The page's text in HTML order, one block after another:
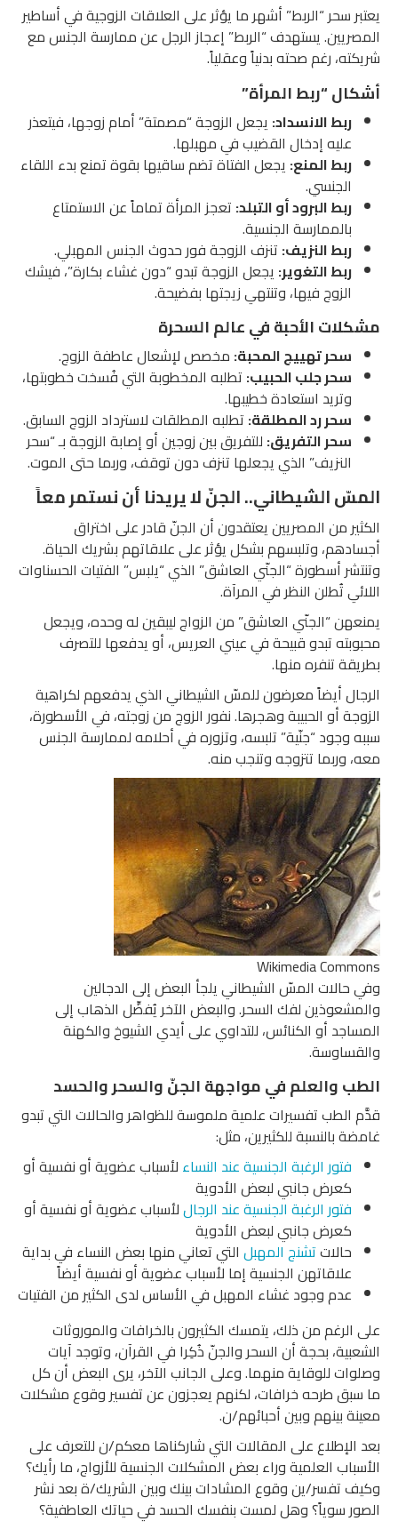
يعتبر سحر “الربط” أشهر ما يؤثر على العلاقات الزوجية في أساطير
المصريين. يستهدف “الربط” إعجاز الرجل عن ممارسة الجنس مع
شريكته، رغم صحته بدنياً وعقلياً.
أشكال “ربط المرأة”
ربط الانسداد: يجعل الزوجة “مصمتة” أمام زوجها، فيتعذر
عليه إدخال القضيب في مهبلها.
ربط المنع: يجعل الفتاة تضم ساقيها بقوة تمنع بدء اللقاء
الجنسي.
ربط البرود أو التبلد: تعجز المرأة تماماً عن الاستمتاع
بالممارسة الجنسية.
ربط النزيف: تنزف الزوجة فور حدوث الجنس المهبلي.
ربط التغوير: يجعل الزوجة تبدو “دون غشاء بكارة”، فيشك
الزوج فيها، وتنتهي زيجتها بفضيحة.
مشكلات الأحبة في عالم السحرة
سحر تهييج المحبة: مخصص لإشعال عاطفة الزوج.
سحر جلب الحبيب: تطلبه المخطوبة التي فُسخت خطوبتها،
وتريد استعادة خطيبها.
سحر رد المطلقة: تطلبه المطلقات لاسترداد الزوج السابق.
سحر التفريق: للتفريق بين زوجين أو إصابة الزوجة بـ “سحر
النزيف” الذي يجعلها تنزف دون توقف، وربما حتى الموت.
المسّ الشيطاني.. الجنّ لا يريدنا أن نستمر معاً
الكثير من المصريين يعتقدون أن الجنّ قادر على اختراق
أجسادهم، وتلبسهم بشكل يؤثر على علاقاتهم بشريك الحياة.
وتنتشر أسطورة “الجنّي العاشق” الذي “يلبس” الفتيات الحسناوات
اللائي تُطلن النظر في المرآة.
يمنعهن “الجنّي العاشق” من الزواج ليبقين له وحده، ويجعل
محبوبته تبدو قبيحة في عيني العريس، أو يدفعها للتصرف
بطريقة تنفره منها.
الرجال أيضاً معرضون للمسّ الشيطاني الذي يدفعهم لكراهية
الزوجة أو الحبيبة وهجرها. نفور الزوج من زوجته، في الأسطورة،
سببه وجود “جنّية” تلبسه، وتزوره في أحلامه لممارسة الجنس
معه، وربما تتزوجه وتنجب منه.
Wikimedia Commons
وفي حالات المسّ الشيطاني يلجأ البعض إلى الدجالين
والمشعوذين لفك السحر. والبعض الآخر يُفضِّل الذهاب إلى
المساجد أو الكنائس، للتداوي على أيدي الشيوخ والكهنة
والقساوسة.
الطب والعلم في مواجهة الجنّ والسحر والحسد
قدَّم الطب تفسيرات علمية ملموسة للظواهر والحالات التي تبدو
غامضة بالنسبة للكثيرين، مثل:
فتور الرغبة الجنسية عند النساء لأسباب عضوية أو نفسية أو
كعرض جانبي لبعض الأدوية
فتور الرغبة الجنسية عند الرجاللأسباب عضوية أو نفسية أو
كعرض جانبي لبعض الأدوية
حالاتتشنج المهبل التي تعاني منها بعض النساء في بداية
علاقاتهن الجنسية إما لأسباب عضوية أو نفسية أيضاً
عدم وجود غشاء المهبل في الأساس لدى الكثير من الفتيات
على الرغم من ذلك، يتمسك الكثيرون بالخرافات والموروثات
الشعبية، بحجة أن السحر والجنّ ذُكِرا في القرآن، وتوجد آيات
وصلوات للوقاية منهما. وعلى الجانب الآخر، يرى البعض أن كل
ما سبق طرحه خرافات، لكنهم يعجزون عن تفسير وقوع مشكلات
معينة بينهم وبين أحبائهم/ن.
بعد الإطلاع على المقالات التي شاركناها معكم/ن للتعرف على
الأسباب العلمية وراء بعض المشكلات الجنسية للأزواج، ما رأيك؟
وكيف تفسر/ين وقوع المشادات بينك وبين الشريك/ة بعد نشر
الصور سوياً؟ وهل لمست بنفسك الحسد في حياتك العاطفية؟